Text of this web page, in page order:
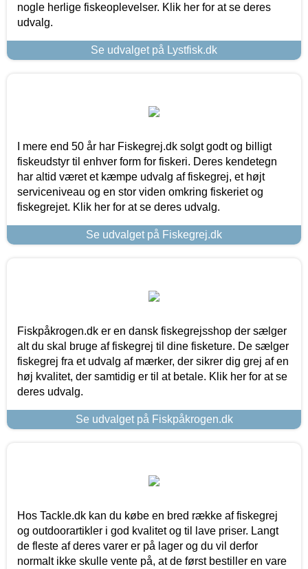
nogle herlige fiskeoplevelser. Klik her for at se deres
udvalg.
Se udvalget på Lystfisk.dk
I mere end 50 år har Fiskegrej.dk solgt godt og billigt
fiskeudstyr til enhver form for fiskeri. Deres kendetegn
har altid været et kæmpe udvalg af fiskegrej, et højt
serviceniveau og en stor viden omkring fiskeriet og
fiskegrejet. Klik her for at se deres udvalg.
Se udvalget på Fiskegrej.dk
Fiskpåkrogen.dk er en dansk fiskegrejsshop der sælger
alt du skal bruge af fiskegrej til dine fisketure. De sælger
fiskegrej fra et udvalg af mærker, der sikrer dig grej af en
høj kvalitet, der samtidig er til at betale. Klik her for at se
deres udvalg.
Se udvalget på Fiskpåkrogen.dk
Hos Tackle.dk kan du købe en bred række af fiskegrej
og outdoorartikler i god kvalitet og til lave priser. Langt
de fleste af deres varer er på lager og du vil derfor
normalt ikke skulle vente på, at de først bestiller en vare